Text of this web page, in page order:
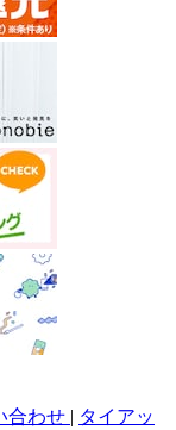
合わせ | タイアッ